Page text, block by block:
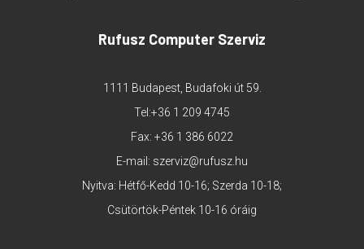
Rufusz Computer Szerviz
1111 Budapest, Budafoki út 59.
Tel:+36 1 209 4745
Fax: +36 1 386 6022
E-mail: szerviz@rufusz.hu
Nyitva: Hétfő-Kedd 10-16; Szerda 10-18;
Csütörtök-Péntek 10-16 óráig